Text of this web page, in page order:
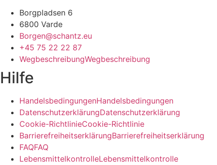
Borgpladsen 6
6800 Varde
Borgen@schantz.eu
+45 75 22 22 87
WegbeschreibungWegbeschreibung
Hilfe
HandelsbedingungenHandelsbedingungen
DatenschutzerklärungDatenschutzerklärung
Cookie-RichtlinieCookie-Richtlinie
BarrierefreiheitserklärungBarrierefreiheitserklärung
FAQFAQ
LebensmittelkontrolleLebensmittelkontrolle